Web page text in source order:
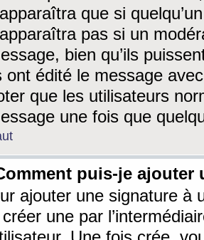
que si
pas si un
bien qu’ils
ont édité le message
que les utilisateurs
une fois que
puis-je ajouter
ajouter une signature à
une par